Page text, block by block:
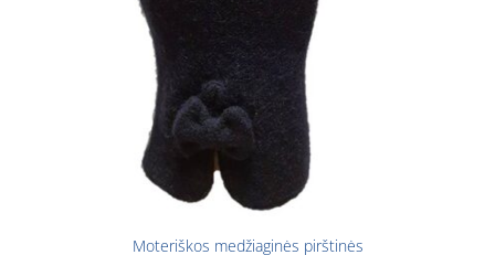
Moteriškos medžiaginės pirštinės